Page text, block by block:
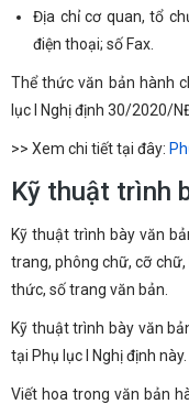
Địa chỉ cơ quan, tổ
điện thoại; số Fax.
Thể thức văn bản hành
lục I Nghị định 30/2020/
>> Xem chi tiết tại đây:
Kỹ thuật trình
Kỹ thuật trình bày văn
trang, phông chữ, cỡ
thức, số trang văn bản.
Kỹ thuật trình bày văn
tại Phụ lục I Nghị định này.
Viết hoa trong văn bản